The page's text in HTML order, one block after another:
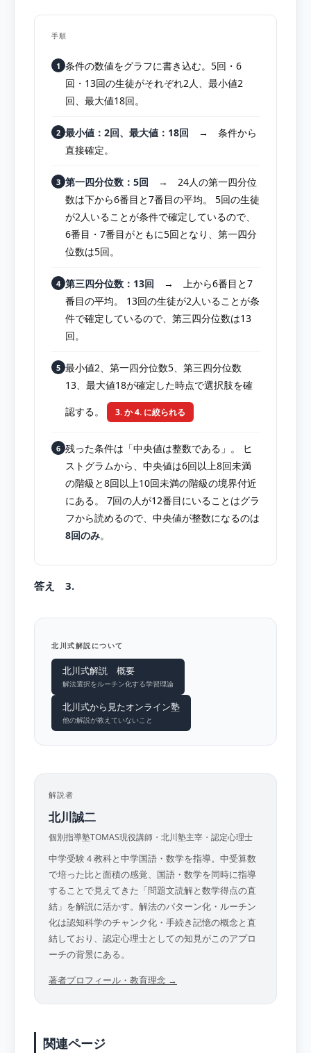
手順
1 条件の数値をグラフに書き込む。5回・6
回・13回の生徒がそれぞれ2人、最小値2
回、最大値18回。
2 最小値：2回、最大値：18回 → 条件から
直接確定。
3 第一四分位数：5回 → 24人の第一四分位
数は下から6番目と7番目の平均。 5回の生徒
が2人いることが条件で確定しているので、
6番目・7番目がともに5回となり、第一四分
位数は5回。
4 第三四分位数：13回 → 上から6番目と7
番目の平均。 13回の生徒が2人いることが条
件で確定しているので、第三四分位数は13
回。
5 最小値2、第一四分位数5、第三四分位数
13、最大値18が確定した時点で選択肢を確
認する。
3. か 4. に絞られる
6 残った条件は「中央値は整数である」。 ヒ
ストグラムから、中央値は6回以上8回未満
の階級と8回以上10回未満の階級の境界付近
にある。 7回の人が12番目にいることはグラ
フから読めるので、中央値が整数になるのは
8回のみ。
答え 3.
北川式解説について
北川式解説 概要
解法選択をルーチン化する学習理論
北川式から見たオンライン塾
他の解説が教えていないこと
解説者
北川誠二
個別指導塾TOMAS現役講師・北川塾主宰・認定心理士
中学受験４教科と中学国語・数学を指導。中受算数
で培った比と面積の感覚、国語・数学を同時に指導
することで見えてきた「問題文読解と数学得点の直
結」を解説に活かす。解法のパターン化・ルーチン
化は認知科学のチャンク化・手続き記憶の概念と直
結しており、認定心理士としての知見がこのアプロ
ーチの背景にある。
著者プロフィール・教育理念 →
関連ページ